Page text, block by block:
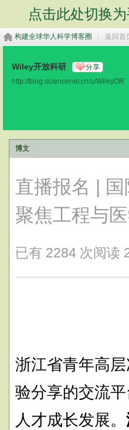
点击此处切换
构建全球华人科学博客圈 返回首
Wiley开放科研 分享
http://blog.sciencenet.cn/u/WileyOR
博文
直播报名 |
聚焦工程与
已有 2284 次阅读
浙江省青年高
验分享的交流
人才成长发展。